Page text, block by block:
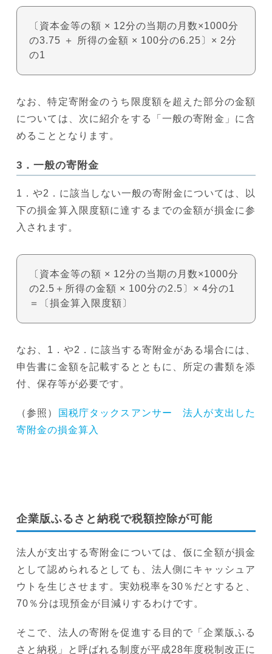
〔資本金等の額 × 12分の当期の月数×1000分
の3.75 ＋ 所得の金額 × 100分の6.25〕× 2分
の1
なお、特定寄附金のうち限度額を超えた部分の金額
については、次に紹介をする「一般の寄附金」に含
めることとなります。
3．一般の寄附金
1．や2．に該当しない一般の寄附金については、以
下の損金算入限度額に達するまでの金額が損金に参
入されます。
〔資本金等の額 × 12分の当期の月数×1000分
の2.5＋所得の金額 × 100分の2.5〕× 4分の1
＝〔損金算入限度額〕
なお、1．や2．に該当する寄附金がある場合には、
申告書に金額を記載するとともに、所定の書類を添
付、保存等が必要です。
（参照）
国税庁タックスアンサー 法人が支出した
寄附金の損金算入
企業版ふるさと納税で税額控除が可能
法人が支出する寄附金については、仮に全額が損金
として認められるとしても、法人側にキャッシュア
ウトを生じさせます。実効税率を30％だとすると、
70％分は現預金が目減りするわけです。
そこで、法人の寄附を促進する目的で「企業版ふる
さと納税」と呼ばれる制度が平成28年度税制改正に